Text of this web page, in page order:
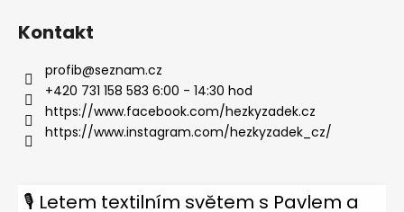
Kontakt
profib@seznam.cz
+420 731 158 583 6:00 - 14:30 hod
https://www.facebook.com/hezkyzadek.cz
https://www.instagram.com/hezkyzadek_cz/
🎙 Letem textilním světem s Pavlem a